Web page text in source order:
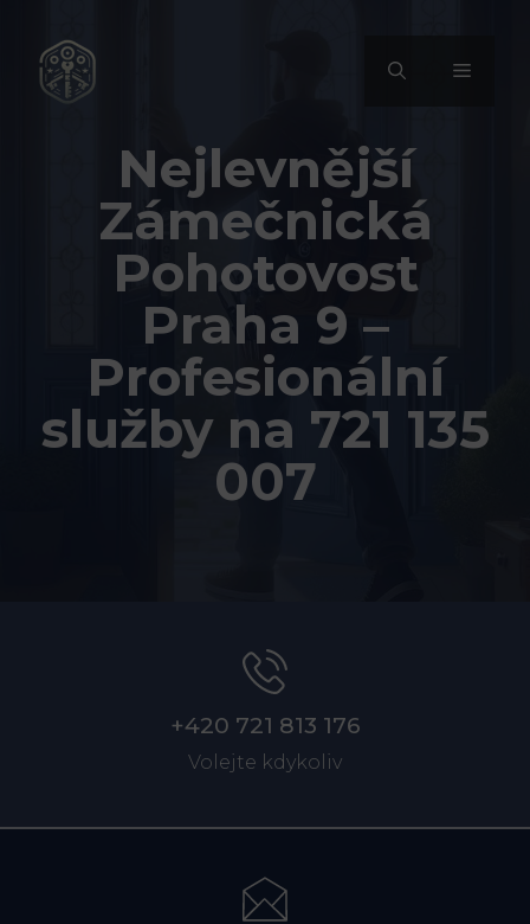
obsah
MENU
Nejlevnější
Zámečnická
Pohotovost
Praha 9 –
Profesionální
služby na 721 135
007
+420 721 813 176
Volejte kdykoliv